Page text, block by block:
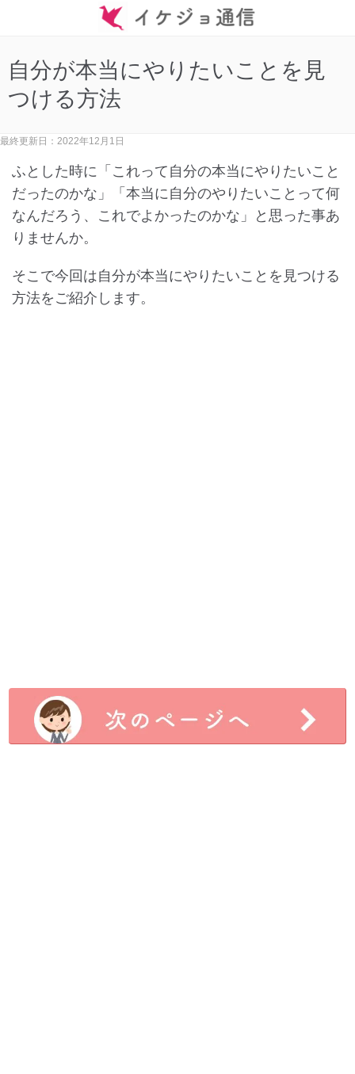
自分が本当にやりたいことを見
つける方法
最終更新日：2022年12月1日
ふとした時に「これって自分の本当にやりたいこと
だったのかな」「本当に自分のやりたいことって何
なんだろう、これでよかったのかな」と思った事あ
りませんか。
そこで今回は自分が本当にやりたいことを見つける
方法をご紹介します。